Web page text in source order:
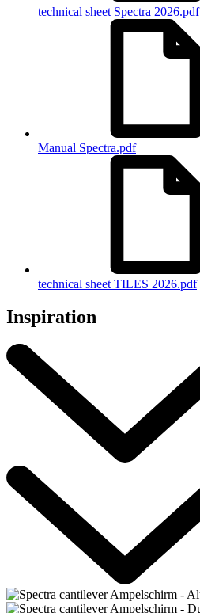
technical sheet Spectra 2026.pdf
Manual Spectra.pdf
technical sheet TILES 2026.pdf
Inspiration